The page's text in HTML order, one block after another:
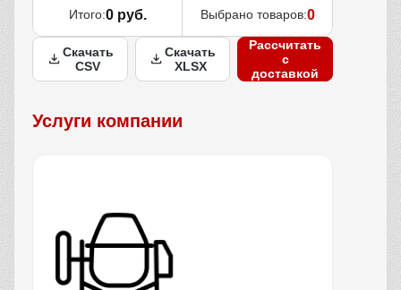
Итого:0 руб. Выбрано товаров:0
Скачать
CSV
Скачать
XLSX
Рассчитать
с
доставкой
Услуги компании